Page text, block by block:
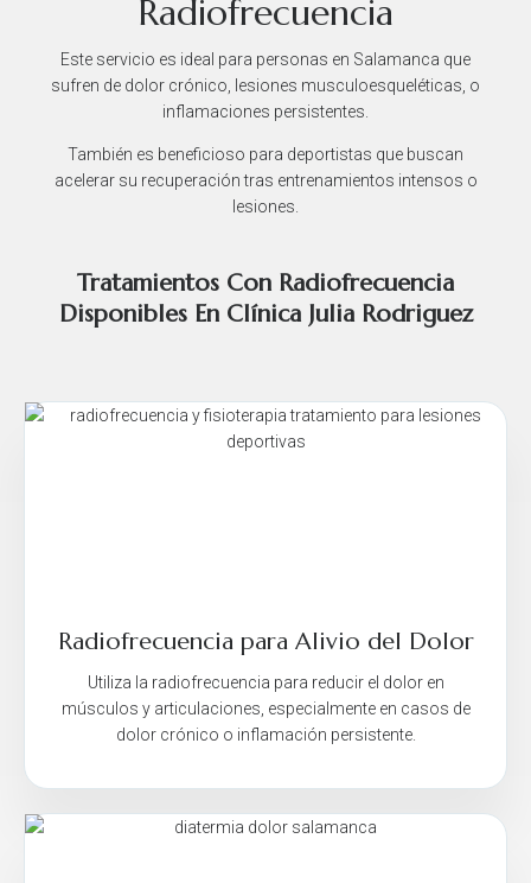
Radiofrecuencia
Este servicio es ideal para personas en Salamanca que
sufren de dolor crónico, lesiones musculoesqueléticas, o
inflamaciones persistentes.
También es beneficioso para deportistas que buscan
acelerar su recuperación tras entrenamientos intensos o
lesiones.
Tratamientos Con Radiofrecuencia
Disponibles En Clínica Julia Rodriguez
Radiofrecuencia para Alivio del Dolor
Utiliza la radiofrecuencia para reducir el dolor en
músculos y articulaciones, especialmente en casos de
dolor crónico o inflamación persistente.